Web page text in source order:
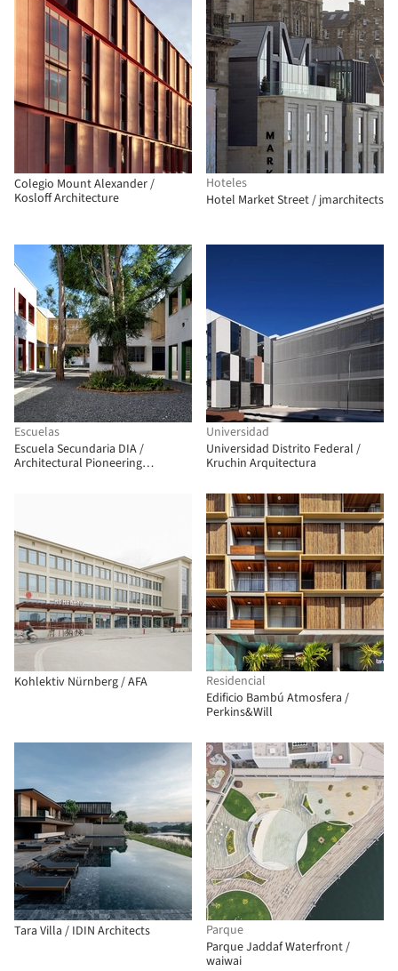
Colegio Mount Alexander /
Kosloff Architecture
Hoteles
Hotel Market Street / jmarchitects
Escuelas
Escuela Secundaria DIA /
Architectural Pioneering
Universidad
Universidad Distrito Federal /
Kruchin Arquitectura
Kohlektiv Nürnberg / AFA
Residencial
Edificio Bambú Atmosfera /
Perkins&Will
Tara Villa / IDIN Architects
Parque
Parque Jaddaf Waterfront /
waiwai